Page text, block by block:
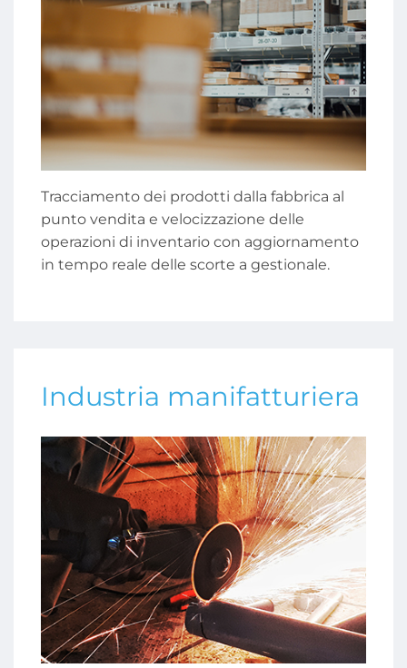
Tracciamento dei prodotti dalla fabbrica al
punto vendita e velocizzazione delle
operazioni di inventario con aggiornamento
in tempo reale delle scorte a gestionale.
Industria manifatturiera